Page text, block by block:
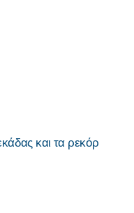
και τα ρεκόρ